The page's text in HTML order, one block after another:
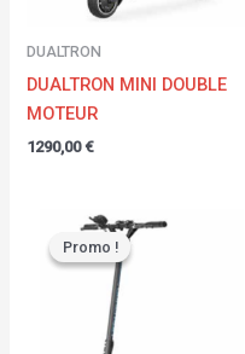
DUALTRON
DUALTRON MINI DOUBLE
MOTEUR
1290,00€
Promo !
Promo !